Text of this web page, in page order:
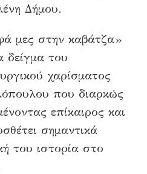
Δήμου.
μες στην καβάτζα»
δείγμα του
χαρίσματος
που διαρκώς
επίκαιρος και
σημαντικά
του ιστορία στο